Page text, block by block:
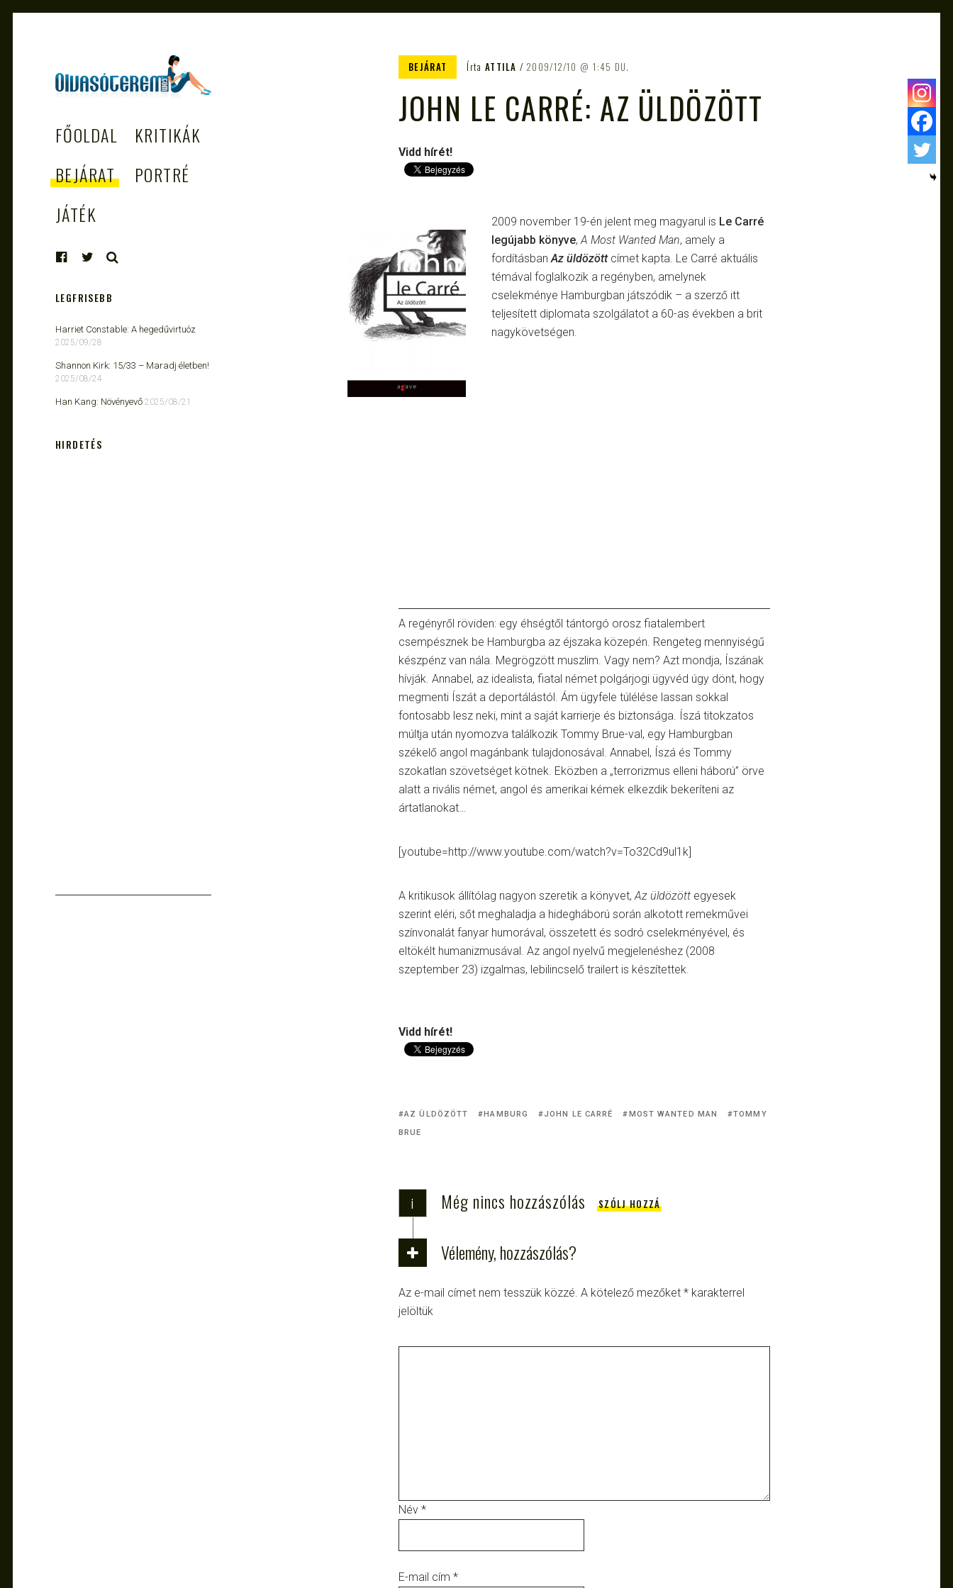
– AZ EGÉSZSÉGES
OLVASÁS
TÁMOGATÓJA
FŐOLDAL
KRITIKÁK
BEJÁRAT
PORTRÉ
JÁTÉK
BEJÁRAT Írta ATTILA 2009/12/10 1:45 DU.
JOHN LE CARRÉ: AZ ÜLDÖZÖTT
Vidd hírét!
2009 november 19-én jelent meg magyarul is Le Carré
legújabb könyve, A Most Wanted Man, amely a
fordításban Az üldözöttcímet kapta. Le Carré aktuális
témával foglalkozik a regényben, amelynek
cselekménye Hamburgban játszódik – a szerző itt
teljesített diplomata szolgálatot a 60-as években a brit
nagykövetségen.
A regényről röviden: egy éhségtől tántorgó orosz fiatalembert
csempésznek be Hamburgba az éjszaka közepén. Rengeteg mennyiségű
készpénz van nála. Megrögzött muszlim. Vagy nem? Azt mondja, Íszának
hívják. Annabel, az idealista, fiatal német polgárjogi ügyvéd úgy dönt, hogy
megmenti Íszát a deportálástól. Ám ügyfele túlélése lassan sokkal
fontosabb lesz neki, mint a saját karrierje és biztonsága. Íszá titokzatos
múltja után nyomozva találkozik Tommy Brue-val, egy Hamburgban
székelő angol magánbank tulajdonosával. Annabel, Íszá és Tommy
szokatlan szövetséget kötnek. Eközben a „terrorizmus elleni háború” örve
alatt a rivális német, angol és amerikai kémek elkezdik bekeríteni az
ártatlanokat…
[youtube=http://www.youtube.com/watch?v=To32Cd9ul1k]
A kritikusok állítólag nagyon szeretik a könyvet,Az üldözött egyesek
szerint eléri, sőt meghaladja a hidegháború során alkotott remekművei
színvonalát fanyar humorával, összetett és sodró cselekményével, és
eltökélt humanizmusával. Az angol nyelvű megjelenéshez (2008
szeptember 23) izgalmas, lebilincselő trailert is készítettek.
Vidd hírét!
AZ ÜLDÖZÖTT HAMBURG JOHN LE CARRÉ MOST WANTED MAN
TOMMY
BRUE
i Még nincs hozzászólás SZÓLJ HOZZÁ
Vélemény, hozzászólás?
Az e-mail címet nem tesszük közzé. A kötelező mezőket * karakterrel
jelöltük
Név *
E-mail cím *
LEGFRISEBB
Harriet Constable: A hegedűvirtuóz
2025/09/28
Shannon Kirk: 15/33 ​– Maradj életben!
2025/08/24
Han Kang: Növényevő 2025/08/21
HIRDETÉS